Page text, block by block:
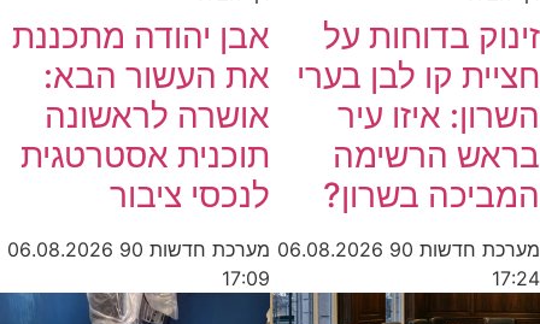
זינוק בדוחות על
חציית קו לבן בערי
השרון: איזו עיר
בראש הרשימה
המביכה בשרון?
מערכת חדשות 90
06.08.2026
17:24
אבן יהודה מתכננת
את העשור הבא:
אושרה לראשונה
תוכנית אסטרטגית
לנכסי ציבור
מערכת חדשות 90
06.08.2026
17:09